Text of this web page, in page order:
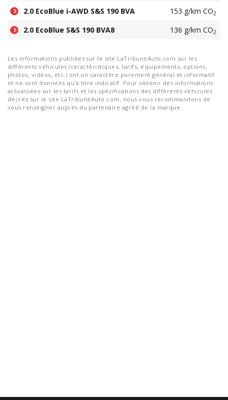
2.0 EcoBlue i-AWD S&S 190 BVA 153 g/km CO2
2.0 EcoBlue S&S 190 BVA8 136 g/km CO2
Les informations publiées sur le site LaTribuneAuto.com sur les
différents véhicules (caractéristiques, tarifs, équipements, options,
photos, vidéos, etc.) ont un caractère purement général et informatif
et ne sont données qu'à titre indicatif. Pour obtenir des informations
actualisées sur les tarifs et les spécifications des différents véhicules
décrits sur le site LaTribuneAuto.com, nous vous recommandons de
vous renseigner auprès du partenaire agréé de la marque.